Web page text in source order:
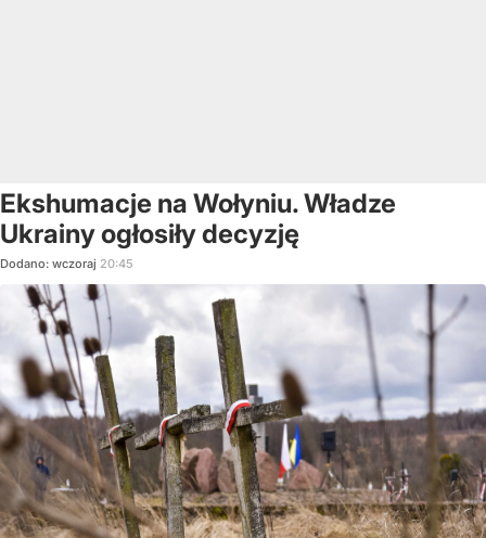
Ekshumacje na Wołyniu. Władze
Ukrainy ogłosiły decyzję
Dodano: wczoraj 20:45